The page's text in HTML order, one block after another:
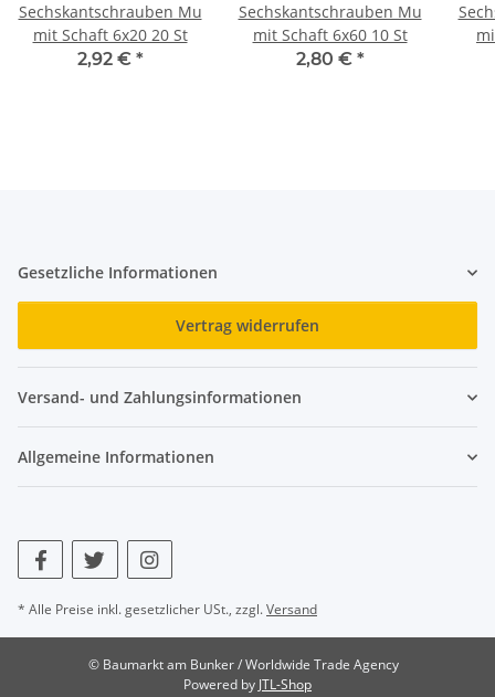
Sechskantschrauben Mu
mit Schaft 6x20 20 St
2,92 € *
Sechskantschrauben Mu
mit Schaft 6x60 10 St
2,80 € *
Gesetzliche Informationen
Vertrag widerrufen
Versand- und Zahlungsinformationen
Allgemeine Informationen
* Alle Preise inkl. gesetzlicher USt., zzgl.Versand
© Baumarkt am Bunker / Worldwide Trade Agency
Powered by JTL-Shop